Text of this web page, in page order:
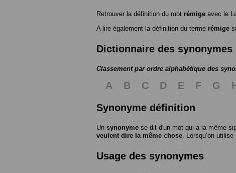
Retrouver la définition du mot rémige avec le
A lire également la définition du terme rémige
Dictionnaire des synonymes
Classement par ordre alphabétique des
A B C D E F G
Synonyme définition
Un synonyme se dit d'un mot qui a la même
veulent dire la même chose . Lorsqu’on utilise
Usage des synonymes